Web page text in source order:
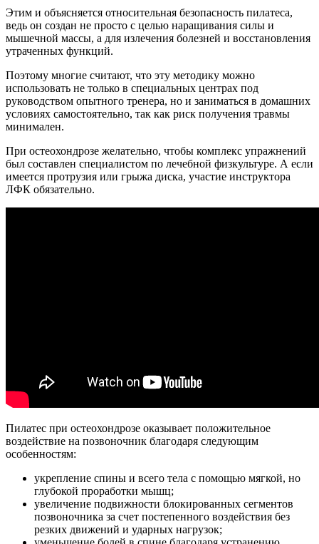
Этим и объясняется относительная безопасность пилатеса,
ведь он создан не просто с целью наращивания силы и
мышечной массы, а для излечения болезней и восстановления
утраченных функций.
Поэтому многие считают, что эту методику можно
использовать не только в специальных центрах под
руководством опытного тренера, но и заниматься в домашних
условиях самостоятельно, так как риск получения травмы
минимален.
При остеохондрозе желательно, чтобы комплекс упражнений
был составлен специалистом по лечебной физкультуре. А если
имеется протрузия или грыжа диска, участие инструктора
ЛФК обязательно.
Пилатес при остеохондрозе оказывает положительное
воздействие на позвоночник благодаря следующим
особенностям:
укрепление спины и всего тела с помощью мягкой, но
глубокой проработки мышц;
увеличение подвижности блокированных сегментов
позвоночника за счет постепенного воздействия без
резких движений и ударных нагрузок;